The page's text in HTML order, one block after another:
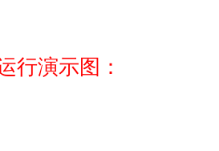
行演示图：